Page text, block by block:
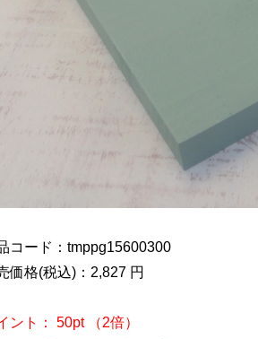
コード：tmppg15600300
価格(税込)：2,827 円
ント： 50pt （2倍）